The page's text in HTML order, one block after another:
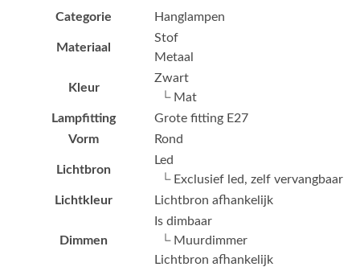
Categorie Hanglampen
Materiaal
Stof
Metaal
Kleur
Zwart
└ Mat
Lampfitting
Grote fitting E27
Vorm
Rond
Lichtbron
Led
└ Exclusief led, zelf vervangbaar
Lichtkleur
Lichtbron afhankelijk
Dimmen
Is dimbaar
└ Muurdimmer
Lichtbron afhankelijk